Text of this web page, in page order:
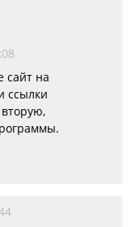
сайт на
ссылки